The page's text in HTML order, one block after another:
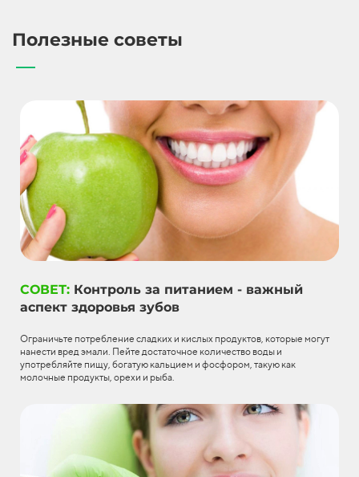
Полезные советы
СОВЕТ: Контроль за питанием - важный
аспект здоровья зубов
Ограничьте потребление сладких и кислых продуктов, которые могут
нанести вред эмали. Пейте достаточное количество воды и
употребляйте пищу, богатую кальцием и фосфором, такую как
молочные продукты, орехи и рыба.